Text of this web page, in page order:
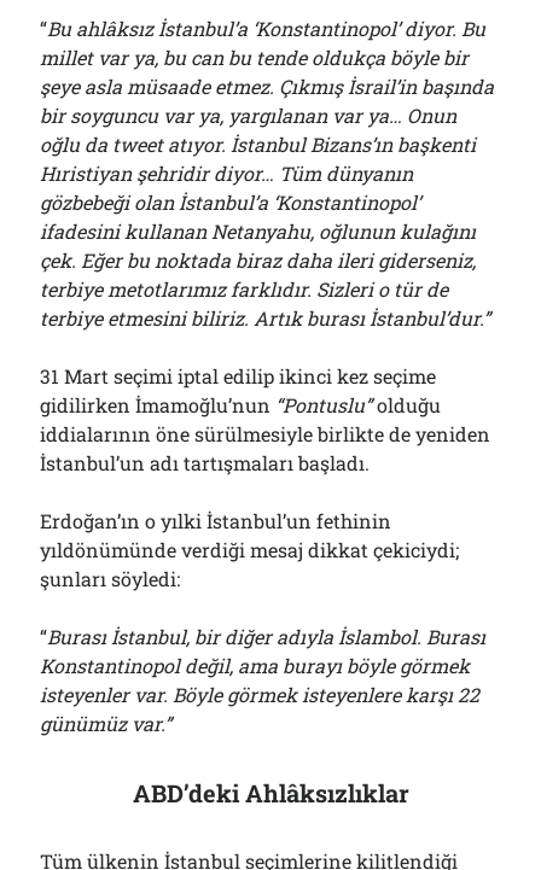
“Bu ahlâksız İstanbul’a ‘Konstantinopol’ diyor. Bu
millet var ya, bu can bu tende oldukça böyle bir
şeye asla müsaade etmez. Çıkmış İsrail’in başında
bir soyguncu var ya, yargılanan var ya… Onun
oğlu da tweet atıyor. İstanbul Bizans’ın başkenti
Hıristiyan şehridir diyor… Tüm dünyanın
gözbebeği olan İstanbul’a ‘Konstantinopol’
ifadesini kullanan Netanyahu, oğlunun kulağını
çek. Eğer bu noktada biraz daha ileri giderseniz,
terbiye metotlarımız farklıdır. Sizleri o tür de
terbiye etmesini biliriz. Artık burası İstanbul’dur.”
31 Mart seçimi iptal edilip ikinci kez seçime
gidilirken İmamoğlu’nun “Pontuslu”olduğu
iddialarının öne sürülmesiyle birlikte de yeniden
İstanbul’un adı tartışmaları başladı.
Erdoğan’ın o yılki İstanbul’un fethinin
yıldönümünde verdiği mesaj dikkat çekiciydi;
şunları söyledi:
“Burası İstanbul, bir diğer adıyla İslambol. Burası
Konstantinopol değil, ama burayı böyle görmek
isteyenler var. Böyle görmek isteyenlere karşı 22
günümüz var.”
ABD’deki Ahlâksızlıklar
Tüm ülkenin İstanbul seçimlerine kilitlendiği